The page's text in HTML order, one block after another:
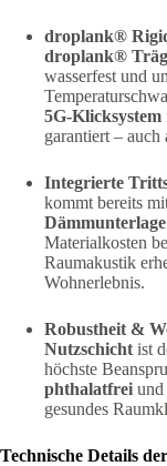
droplank®
droplank®
wasserfest und
5G-Klicksystem
garantiert – auch
Integrierte
kommt bereits
Dämmunterlage
Materialkosten
Raumakustik
Wohnerlebnis.
Robustheit &
Nutzschicht ist
höchste
phthalatfrei und
gesundes
Technische Details